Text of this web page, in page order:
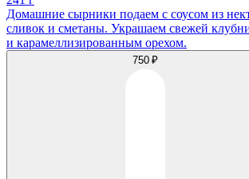
Домашние сырники подаем с соусом из
сливок и сметаны. Украшаем свежей
и карамеллизированным орехом.
750 ₽